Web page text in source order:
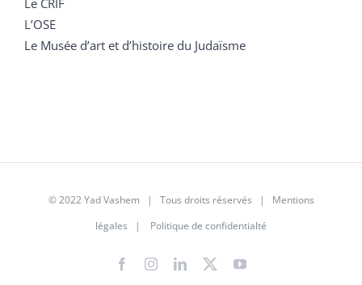
Le CRIF
L’OSE
Le Musée d’art et d’histoire du Judaïsme
© 2022 Yad Vashem | Tous droits réservés | Mentions
légales | Politique de confidentialté